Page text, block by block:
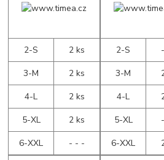
2-S
2 ks
3-M
2 ks
4-L
2 ks
5-XL
2 ks
6-XXL
- - -
2-S
3-M
4-L
5-XL
6-XXL